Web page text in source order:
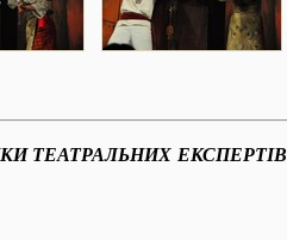
ТЕАТРАЛЬНИХ ЕКСПЕРТІВ